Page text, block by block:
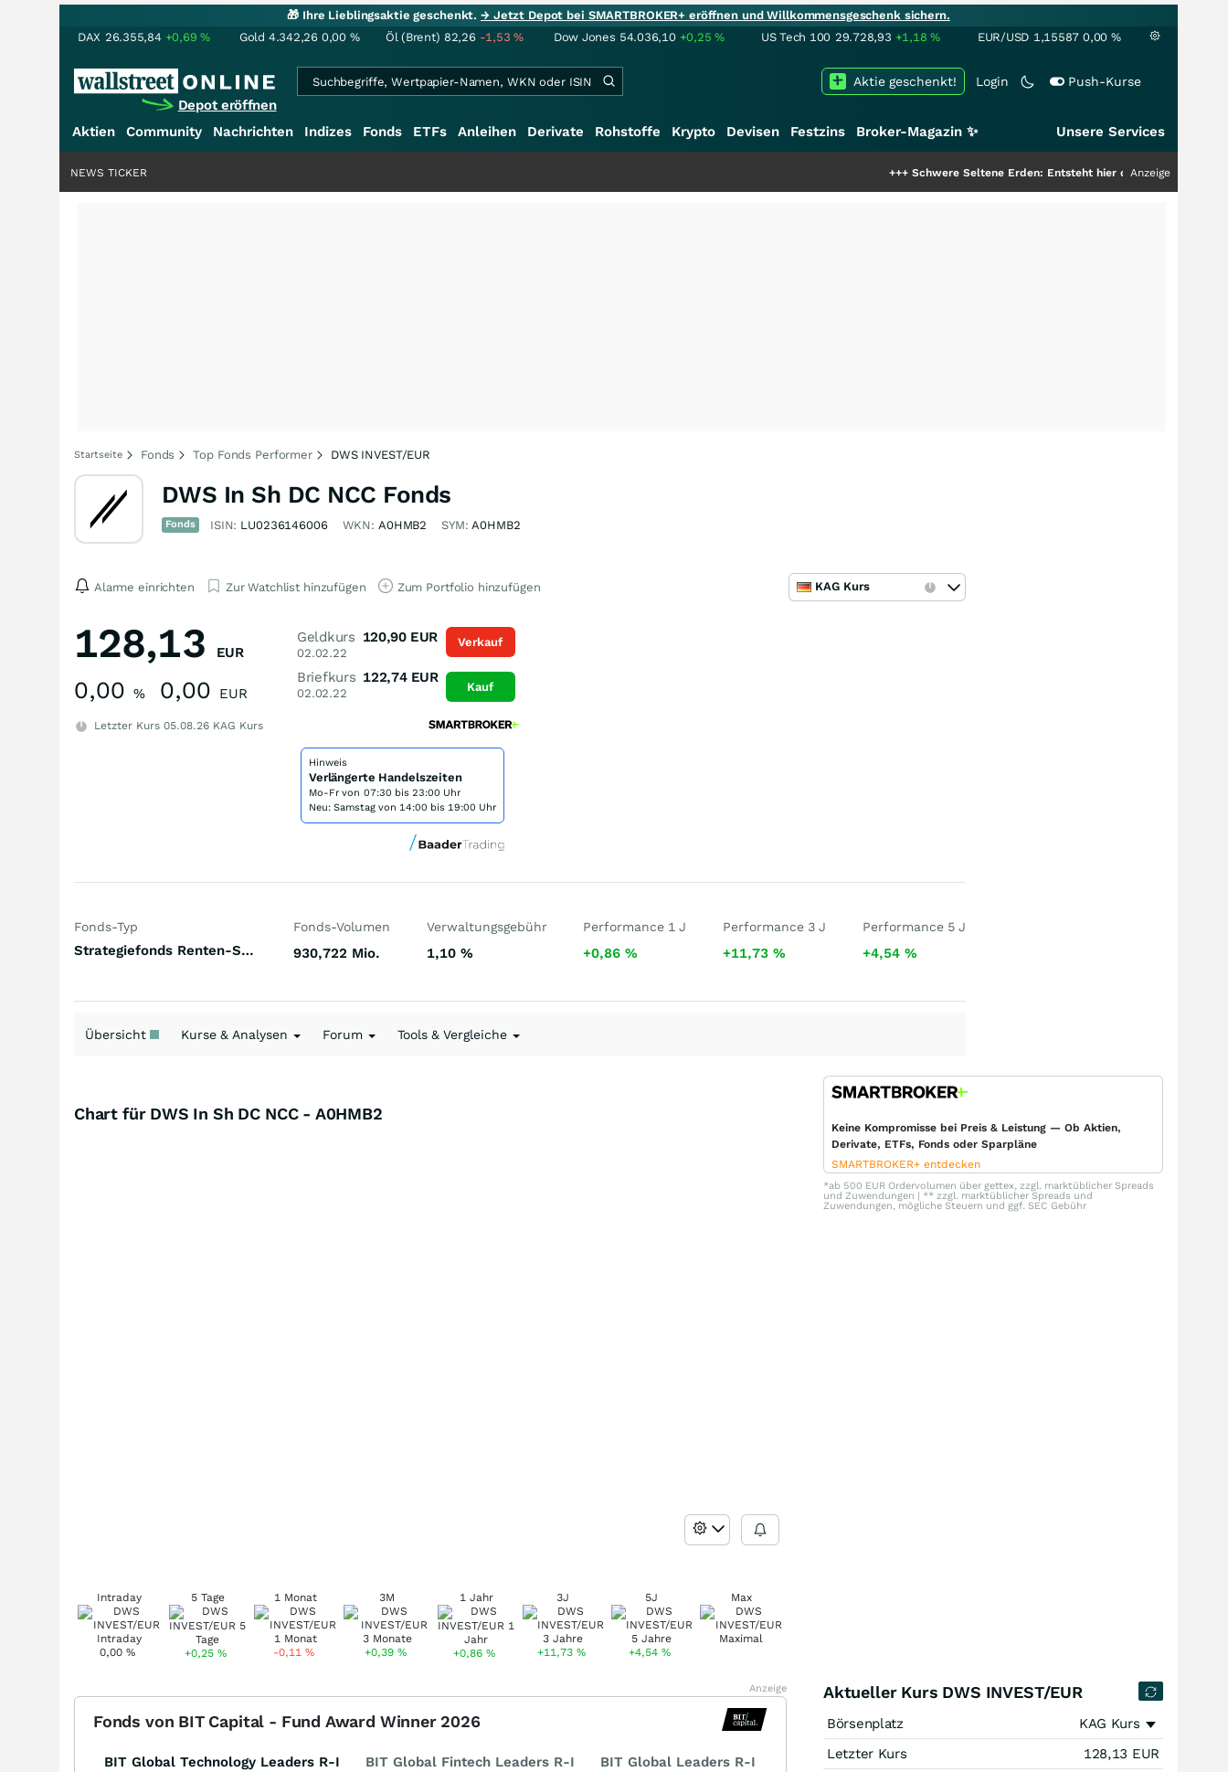
🎁 Ihre Lieblingsaktie geschenkt.→ Jetzt Depot bei SMARTBROKER+ eröffnen und Willkommensgeschenk sichern.
DAX 26.355,84 +0,69% Gold 4.342,26 0,00 % Öl (Brent) 82,26 -1,53% Dow Jones 54.036,10 +0,25% US Tech 100 29.728,93 +1,18% EUR/USD 1,15587 0,00 %
Depot eröffnen
Login Push-Kurse
Aktie geschenkt!
Aktien Community Nachrichten Indizes Fonds ETFs Anleihen Derivate Rohstoffe Krypto Devisen Festzins Broker-Magazin ✨ Unsere Services
Schwere Seltene Erden: Entsteht hier die nächste Milliardenstory?
Anzeige
NEWS TICKER
Startseite Fonds Top Fonds Performer DWS INVEST/EUR
DWS In Sh DC NCC Fonds
Fonds ISIN: LU0236146006 WKN: A0HMB2 SYM:A0HMB2
Alarme einrichten Zur Watchlist hinzufügen Zum Portfolio hinzufügen KAG Kurs
128,13 EUR
0,00 % 0,00 EUR
Letzter Kurs 05.08.26 KAG Kurs
Geldkurs
02.02.22
120,90 EUR
Briefkurs
02.02.22
122,74 EUR
Verkauf
Kauf
Hinweis
Verlängerte Handelszeiten
Mo-Fr von 07:30 bis 23:00 Uhr
Neu: Samstag von 14:00 bis 19:00 Uhr
Fonds-Typ
Strategiefonds Renten-Strategie Credit Welt
Fonds-Volumen
930,722 Mio.
Verwaltungsgebühr
1,10 %
Performance 1 J
+0,86%
Performance 3 J
+11,73%
Performance 5 J
+4,54 %
Übersicht Kurse & Analysen Forum Tools & Vergleiche
Chart für DWS In Sh DC NCC - A0HMB2
Intraday
0,00%
5 Tage
+0,25%
1 Monat
-0,11 %
3M
+0,39 %
1 Jahr
+0,86%
3J
+11,73 %
5J
+4,54%
Max
Keine Kompromisse bei Preis & Leistung — Ob Aktien,
Derivate, ETFs, Fonds oder Sparpläne
SMARTBROKER+ entdecken
*ab 500 EUR Ordervolumen über gettex, zzgl. marktüblicher Spreads
und Zuwendungen | ** zzgl. marktüblicher Spreads und
Zuwendungen, mögliche Steuern und ggf. SEC Gebühr
Anzeige
Fonds von BIT Capital - Fund Award Winner 2026
BIT Global Technology Leaders R-I BIT Global Fintech Leaders R-I BIT Global Leaders R-I
Aktueller Kurs DWS INVEST/EUR
Börsenplatz
KAG Kurs
Letzter Kurs
128,13 EUR